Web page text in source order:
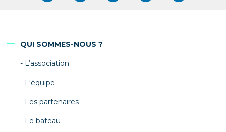
QUI SOMMES-NOUS ?
L’association
L'équipe
Les partenaires
Le bateau